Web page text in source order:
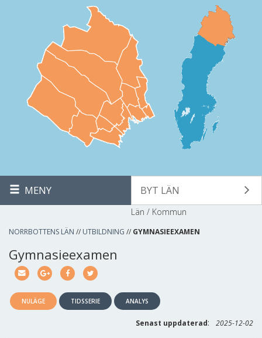
MENY BYT LÄN
Län / Kommun
NORRBOTTENS LÄN // UTBILDNING // GYMNASIEEXAMEN
Gymnasieexamen
NULÄGE TIDSSERIE ANALYS
Senast uppdaterad: 2025-12-02